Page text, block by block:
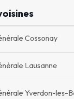
Cossonay
Lausanne
Yverdon-les-